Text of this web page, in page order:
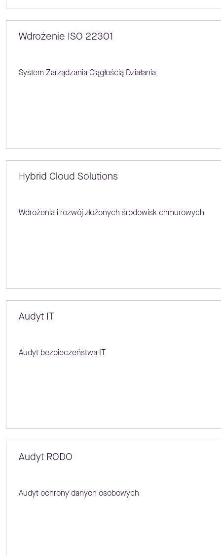
Wdrożenie ISO 22301
System Zarządzania Ciągłością Działania
Hybrid Cloud Solutions
Wdrożenia i rozwój złożonych środowisk chmurowych
Audyt IT
Audyt bezpieczeństwa IT
Audyt RODO
Audyt ochrony danych osobowych